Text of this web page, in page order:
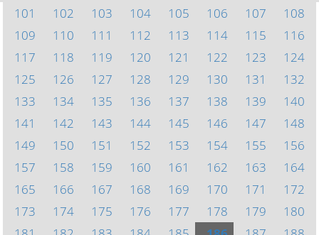
101
102 103 104 105 106 107
108
109
110 111 112 113 114 115
116
117
118 119 120 121 122 123
124
125
126 127 128 129 130 131
132
133
134 135 136 137 138 139
140
141
142 143 144 145 146 147
148
149
150 151 152 153 154 155
156
157
158 159 160 161 162 163
164
165
166 167 168 169 170 171
172
173
174 175 176 177 178 179
180